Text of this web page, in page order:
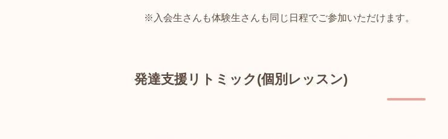
※入会生さんも体験生さんも同じ日程でご参加いただけます。
発達支援リトミック(個別レッスン)